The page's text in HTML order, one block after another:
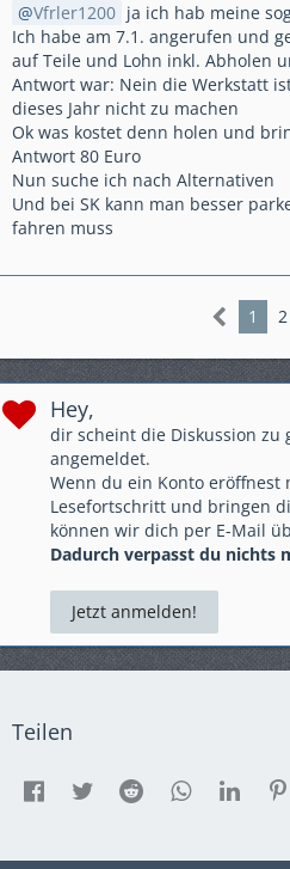
Vfrler1200 ja ich hab meine
Ich habe am 7.1. angerufen und
auf Teile und Lohn inkl. Abholen
Antwort war: Nein die Werkstatt
dieses Jahr nicht zu machen
Ok was kostet denn holen und
Antwort 80 Euro
Nun suche ich nach Alternativen
Und bei SK kann man besser
fahren muss
1 2
Hey,
dir scheint die Diskussion
angemeldet.
Wenn du ein Konto eröffnest
Lesefortschritt und bringen
können wir dich per E-Mail
Dadurch verpasst du nichts
Jetzt anmelden!
Teilen